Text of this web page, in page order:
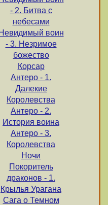
- 2. Битва с
небесами
Невидимый воин
- 3. Незримое
божество
Корсар
Антеро - 1.
Далекие
Королевства
Антеро - 2.
История воина
Антеро - 3.
Королевства
Ночи
Покоритель
драконов - 1.
Крылья Урагана
Сага о Темном